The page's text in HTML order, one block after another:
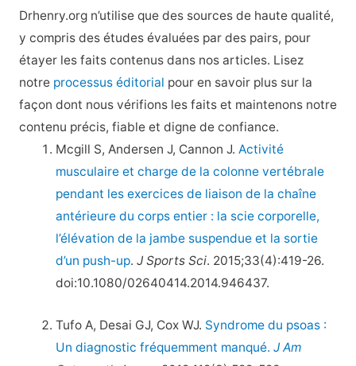
Drhenry.org n’utilise que des sources de haute qualité,
y compris des études évaluées par des pairs, pour
étayer les faits contenus dans nos articles. Lisez
notre processus éditorial pour en savoir plus sur la
façon dont nous vérifions les faits et maintenons notre
contenu précis, fiable et digne de confiance.
Mcgill S, Andersen J, Cannon J.Activité
musculaire et charge de la colonne vertébrale
pendant les exercices de liaison de la chaîne
antérieure du corps entier : la scie corporelle,
l’élévation de la jambe suspendue et la sortie
d’un push-up.J Sports Sci. 2015;33(4):419-26.
doi:10.1080/02640414.2014.946437.
Tufo A, Desai GJ, Cox WJ. Syndrome du psoas :
Un diagnostic fréquemment manqué.J Am